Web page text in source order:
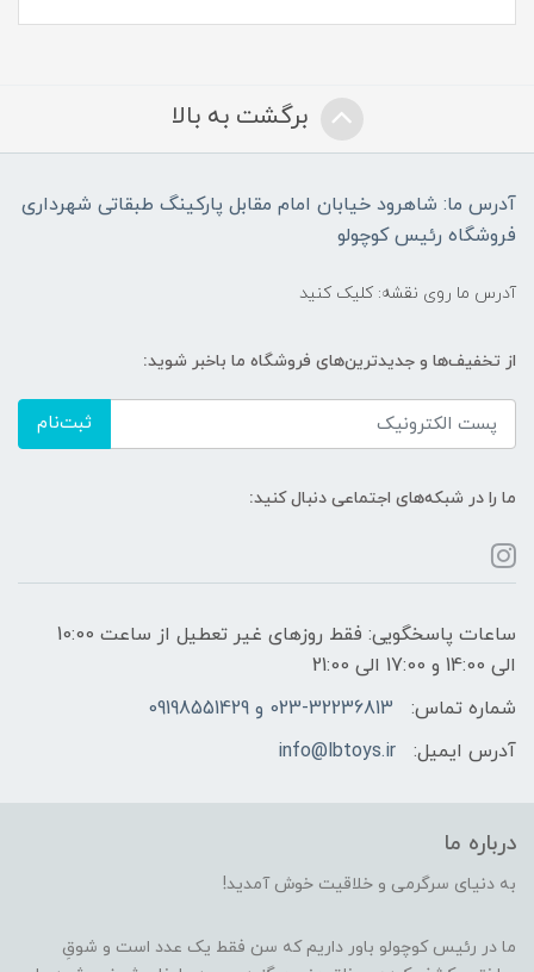
برگشت به بالا
آدرس ما: شاهرود خیابان امام مقابل پارکینگ طبقاتی شهرداری
فروشگاه رئیس کوچولو
آدرس ما روی نقشه: کلیک کنید
از تخفیف‌ها و جدیدترین‌های فروشگاه ما باخبر شوید:
ثبت‌نام
ما را در شبکه‌های اجتماعی دنبال کنید:
ساعات پاسخگویی: فقط روزهای غیر تعطیل از ساعت 10:00
الی 14:00 و 17:00 الی 21:00
شماره تماس:
023-32236813 و 09198551429
آدرس ایمیل:
info@lbtoys.ir
درباره ما
به دنیای سرگرمی و خلاقیت خوش آمدید!
ما در رئیس کوچولو باور داریم که سن فقط یک عدد است و شوقِ